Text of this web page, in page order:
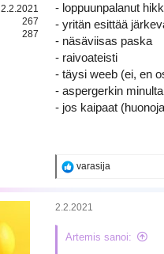
2.2.2021
267
287
- loppuunpalanut
- yritän esittää
- näsäviisas paska
- raivoateisti
- täysi weeb (ei, en
- aspergerkin
- jos kaipaat
R
k
o
varasija
2.2.2021
Artemis sanoi: